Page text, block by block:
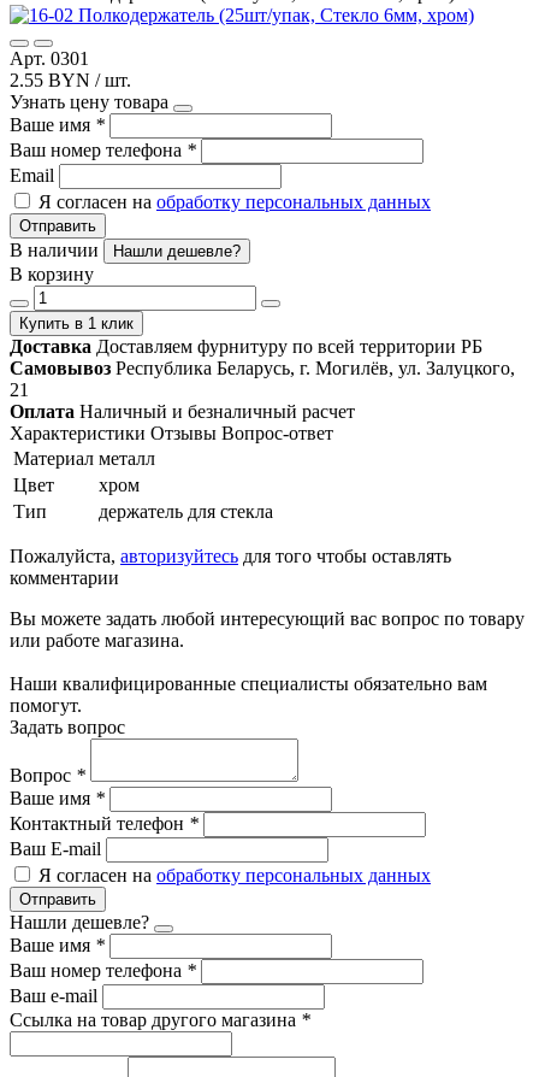
Арт. 0301
2.55 BYN / шт.
Узнать цену товара
Ваше имя *
Ваш номер телефона *
Email
Я согласен на обработку персональных данных
Отправить
В наличии Нашли дешевле?
В корзину
Купить в 1 клик
Доставка Доставляем фурнитуру по всей территории РБ
Самовывоз Республика Беларусь, г. Могилёв, ул. Залуцкого,
21
Оплата Наличный и безналичный расчет
Характеристики Отзывы Вопрос-ответ
Материал металл
Цвет
хром
Тип
держатель для стекла
Пожалуйста, авторизуйтесь для того чтобы оставлять
комментарии
Вы можете задать любой интересующий вас вопрос по товару
или работе магазина.
Наши квалифицированные специалисты обязательно вам
помогут.
Задать вопрос
Вопрос *
Ваше имя *
Контактный телефон *
Ваш E-mail
Я согласен на обработку персональных данных
Отправить
Нашли дешевле?
Ваше имя *
Ваш номер телефона *
Ваш e-mail
Ссылка на товар другого магазина *